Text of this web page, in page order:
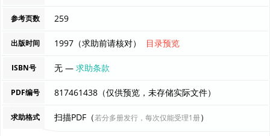
参考页数 259
出版时间 1997（求助前请核对） 目录预览
ISBN号 无 —求助条款
PDF编号 817461438（仅供预览，未存储实际文件）
求助格式 扫描PDF（若分多册发行，每次仅能受理1册）